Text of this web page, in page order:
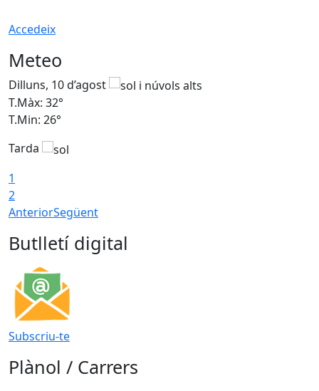
Accedeix
Meteo
Dilluns, 10 d’agost
T.Màx: 32°
T.Min: 26°
Tarda
1
2
AnteriorSegüent
Butlletí digital
Subscriu-te
Plànol / Carrers